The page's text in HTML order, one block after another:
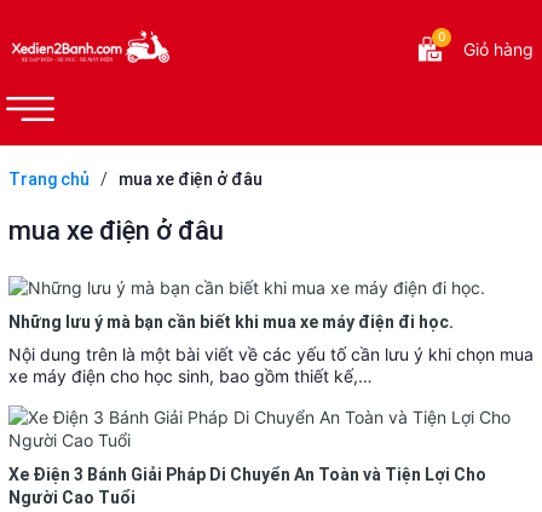
0
Giỏ hàng
Trang chủ / mua xe điện ở đâu
mua xe điện ở đâu
Những lưu ý mà bạn cần biết khi mua xe máy điện đi học.
Nội dung trên là một bài viết về các yếu tố cần lưu ý khi chọn mua
xe máy điện cho học sinh, bao gồm thiết kế,…
Xe Điện 3 Bánh Giải Pháp Di Chuyển An Toàn và Tiện Lợi Cho
Người Cao Tuổi